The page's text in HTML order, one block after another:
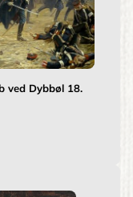
ved Dybbøl 18.